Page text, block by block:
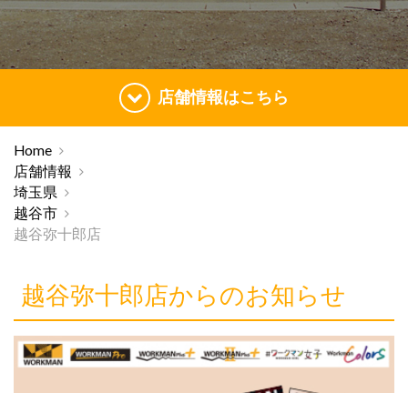
店舗情報はこちら
Home
店舗情報
埼玉県
越谷市
越谷弥十郎店
越谷弥十郎店からのお知らせ